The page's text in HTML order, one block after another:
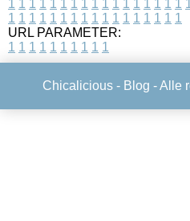
1 1 1 1 1 1 1 1 1 1 1 1 1 1 1 1 1
1 1 1 1 1 1 1 1 1 1 1 1 1 1 1 1 1
URL PARAMETER:
1 1 1 1 1 1 1 1 1 1
Chicalicious - Blog - Alle